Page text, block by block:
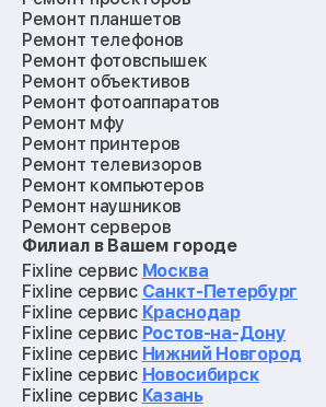
Ремонт планшетов
Ремонт телефонов
Ремонт фотовспышек
Ремонт объективов
Ремонт фотоаппаратов
Ремонт мфу
Ремонт принтеров
Ремонт телевизоров
Ремонт компьютеров
Ремонт наушников
Ремонт серверов
Ремонт мониторов
Ремонт квадрокоптеров
Ремонт электросамокатов
Ремонт материнских плат
Ремонт видеокарт
Ремонт кофемашин
Ремонт vr систем
Ремонт игровых приставок
Филиал в Вашем городе
Fixline сервис Москва
Fixline сервис Санкт-Петербург
Fixline сервис Краснодар
Fixline сервис Ростов-на-Дону
Fixline сервис Нижний Новгород
Fixline сервис Новосибирск
Fixline сервис Казань